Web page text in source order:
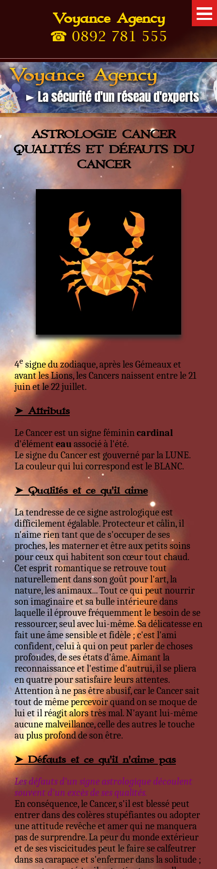
Voyance Agency
☎ 0892 781 555
Tarots
Numérologie
Paranormal
Voyance
ASTROLOGIE CANCER
QUALITÉS ET DÉFAUTS DU
CANCER
4e signe du zodiaque, après les Gémeaux et
avant les Lions, les Cancers naissent entre le 21
juin et le 22 juillet.
➤ Attributs
Le Cancer est un signe féminincardinal
d'élémenteauassocié à l'été.
Le signe du Cancer est gouverné par la LUNE.
La couleur qui lui correspond est le BLANC.
➤ Qualités et ce qu'il aime
La tendresse de ce signe astrologique est
difficilement égalable. Protecteur et câlin, il
n'aime rien tant que de s'occuper de ses
proches, les materner et être aux petits soins
pour ceux qui habitent son cœur tout chaud.
Cet esprit romantique se retrouve tout
naturellement dans son goût pour l'art, la
nature, les animaux... Tout ce qui peut nourrir
son imaginaire et sa bulle intérieure dans
laquelle il éprouve fréquemment le besoin de se
ressourcer, seul avec lui-même. Sa délicatesse en
fait une âme sensible et fidèle ; c'est l'ami
confident, celui à qui on peut parler de choses
profondes, de ses états d'âme. Aimant la
reconnaissance et l'estime d'autrui, il se pliera
en quatre pour satisfaire leurs attentes.
Attention à ne pas être abusif, car le Cancer sait
tout de même percevoir quand on se moque de
lui et il réagit alors très mal. N'ayant lui-même
aucune malveillance, celle des autres le touche
au plus profond de son être.
➤ Défauts et ce qu'il n'aime pas
Les défauts d'un signe astrologique découlent
souvent d'un excès de ses qualités.
En conséquence, le Cancer, s'il est blessé peut
entrer dans des colères stupéfiantes ou adopter
une attitude revêche et amer qui ne manquera
pas de surprendre. La peur du monde extérieur
et de ses viscicitudes peut le faire se calfeutrer
dans sa carapace et s'enfermer dans la solitude ;